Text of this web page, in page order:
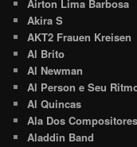
Airton Lima Barbosa
Akira S
AKT2 Frauen Kreisen
Al Brito
Al Newman
Al Person e Seu
Al Quincas
Ala Dos
Aladdin Band